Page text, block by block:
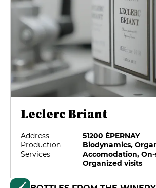
Leclerc Briant
Address
51200 ÉPERNAY
Production
Biodynamics,
Services
Accomodation,
Organized visits